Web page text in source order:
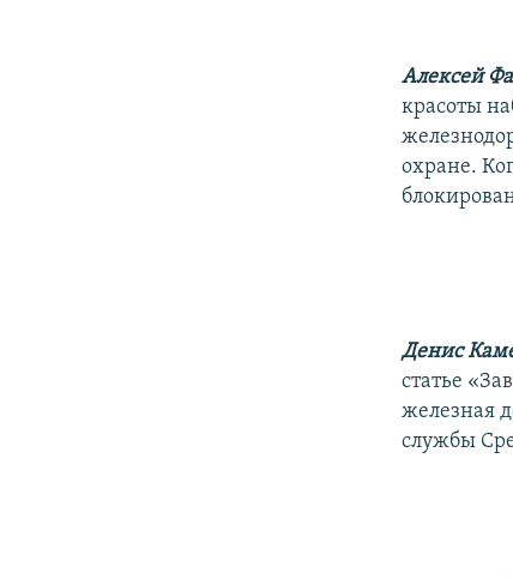
Алексей
красоты
охране.
Денис
статье
железная
службы